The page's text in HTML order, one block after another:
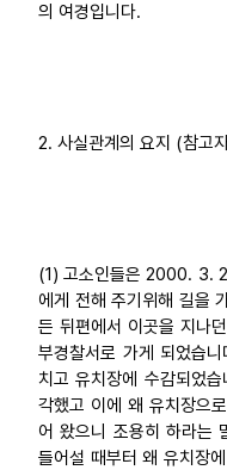
의 여경입니다.
2. 사실관계의 요지 (참고
(1) 고소인들은 2000. 3.
에게 전해 주기위해 길을
든 뒤편에서 이곳을 지나
부경찰서로 가게 되었습
치고 유치장에 수감되었
각했고 이에 왜 유치장으
어 왔으니 조용히 하라는
들어설 때부터 왜 유치장